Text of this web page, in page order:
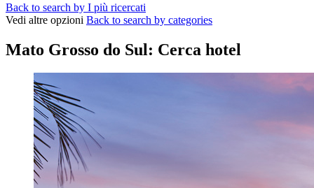
Back to search by I più ricercati
Vedi altre opzioni Back to search by categories
Mato Grosso do Sul: Cerca hotel